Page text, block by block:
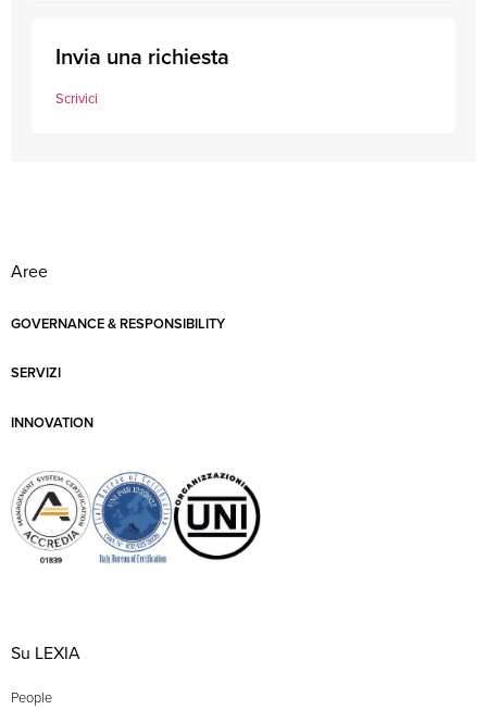
Invia una richiesta
Scrivici
Aree
GOVERNANCE & RESPONSIBILITY
SERVIZI
INNOVATION
Su LEXIA
People